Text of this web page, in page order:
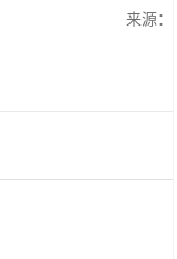
来源：